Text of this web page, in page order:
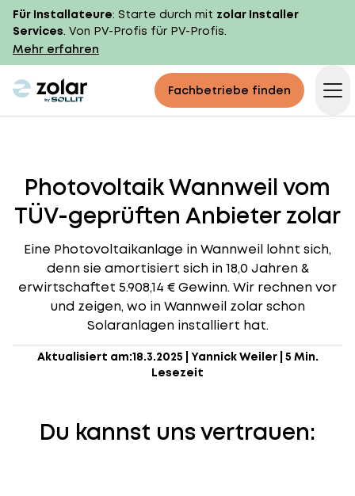
Für Installateure: Starte durch mit zolar Installer
Services. Von PV-Profis für PV-Profis.
Mehr erfahren
zolar logo Fachbetriebe finden
Photovoltaik Wannweil vom
TÜV-geprüften Anbieter zolar
Eine Photovoltaikanlage in Wannweil lohnt sich,
denn sie amortisiert sich in 18,0 Jahren &
erwirtschaftet 5.908,14 € Gewinn. Wir rechnen vor
und zeigen, wo in Wannweil zolar schon
Solaranlagen installiert hat.
Aktualisiert am:18.3.2025 Yannick Weiler| 5 Min.
Lesezeit
Du kannst uns vertrauen: